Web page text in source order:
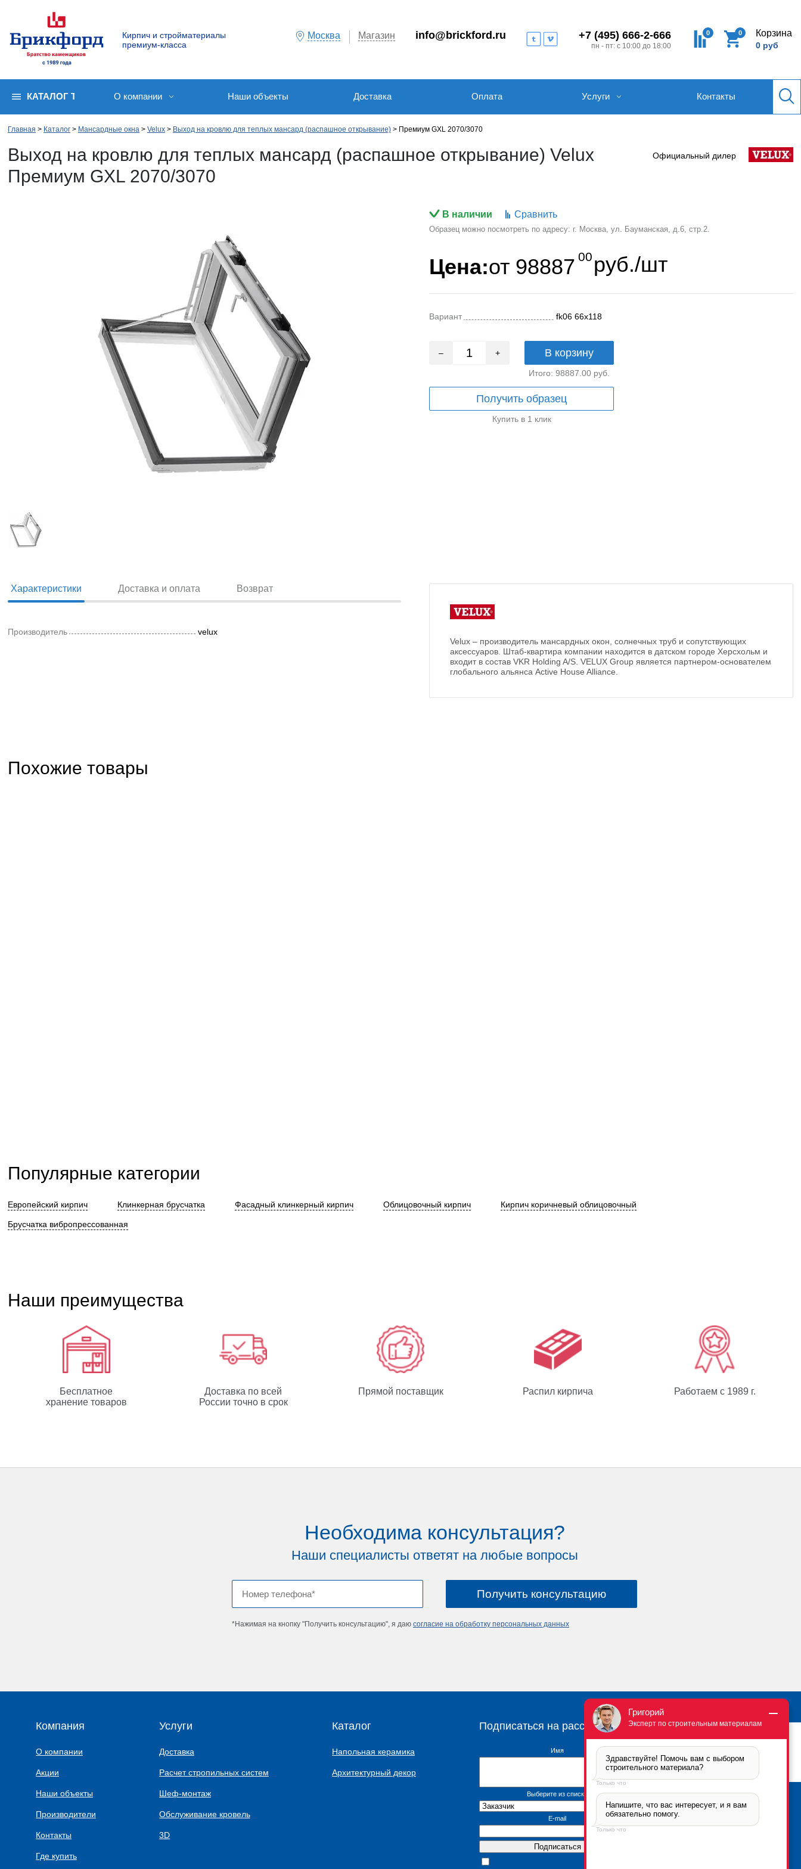
Кирпич и стройматериалы
премиум-класса
Москва Магазин info@brickford.ru +7 (495) 666-2-666
пн - пт: с 10:00 до 18:00
0 0 Корзина
0 руб
КАТАЛОГ ТОВАРОВО компании Наши объекты Доставка Оплата Услуги Контакты
Главная Каталог Мансардные окна Velux Выход на кровлю для теплых мансард (распашное открывание) Премиум GXL 2070/3070
Выход на кровлю для теплых мансард (распашное открывание) Velux
Премиум GXL 2070/3070
Официальный дилер
В наличии Сравнить
Образец можно посмотреть по адресу: г. Москва, ул. Бауманская, д.6, стр.2.
Цена:от 98887 00 руб./шт
Вариант fk06 66x118
– + В корзину
Итого: 98887.00 руб.
Получить образец
Купить в 1 клик
Характеристики Доставка и оплата Возврат
Производитель
velux
Velux – производитель мансардных окон, солнечных труб и сопутствующих
аксессуаров. Штаб-квартира компании находится в датском городе Херсхольм и
входит в состав VKR Holding A/S. VELUX Group является партнером-основателем
глобального альянса Active House Alliance.
Похожие товары
Популярные категории
Европейский кирпич Клинкерная брусчатка Фасадный клинкерный кирпич Облицовочный кирпич Кирпич коричневый облицовочный
Брусчатка вибропрессованная
Наши преимущества
Бесплатное
хранение товаров
Доставка по всей
России точно в срок
Прямой поставщик Распил кирпича Работаем с 1989 г.
Необходима консультация?
Наши специалисты ответят на любые вопросы
*Нажимая на кнопку "Получить консультацию", я даю согласие на обработку персональных данных
Брикфорд Москва
105005
Бауманская, 6с2
Компания
О компании
Акции
Наши объекты
Производители
Контакты
Где купить
Услуги
Доставка
Расчет стропильных систем
Шеф-монтаж
Обслуживание кровель
3D
Каталог
Напольная керамика
Архитектурный декор
Подписаться на рассылку
Имя
Выберите из списка
E-mail
Григорий
Эксперт по строительным материалам
Здравствуйте! Помочь вам с выбором
строительного материала?
Только что
Напишите, что вас интересует, и я вам
обязательно помогу.
Только что